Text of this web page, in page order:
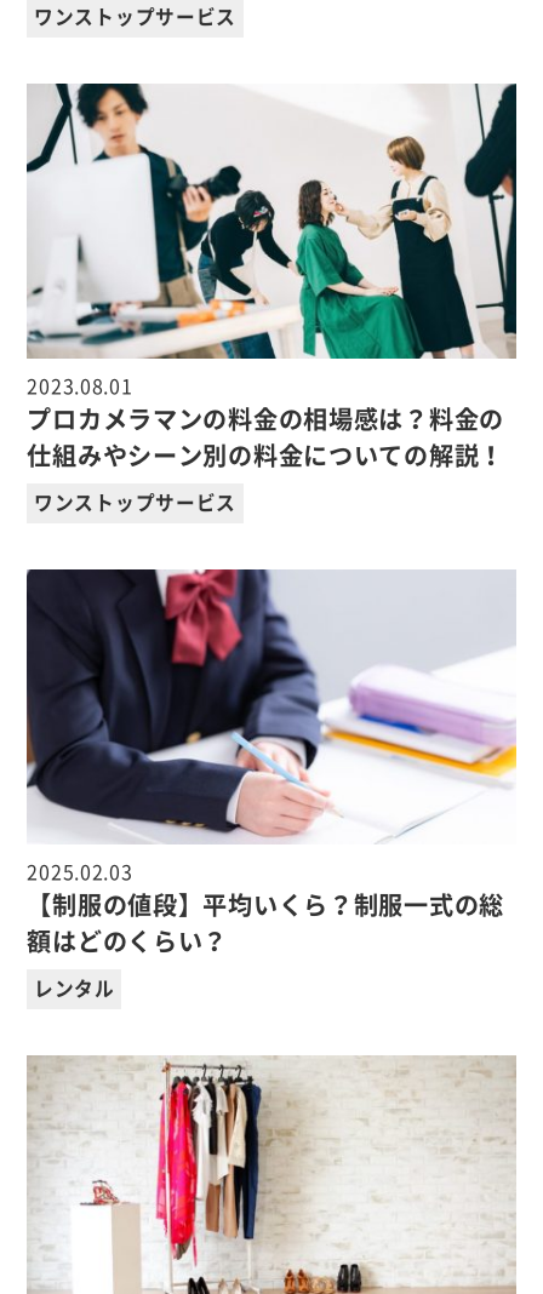
ワンストップサービス
2023.08.01
プロカメラマンの料金の相場感は？料金の
仕組みやシーン別の料金についての解説！
ワンストップサービス
2025.02.03
【制服の値段】平均いくら？制服一式の総
額はどのくらい？
レンタル